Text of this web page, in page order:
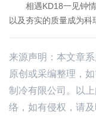
相遇KD18一见钟情
以及夯实的质量成为科
来源声明：本文章
原创或采编整理，
制冷有限公司。以
络，如有侵权，请